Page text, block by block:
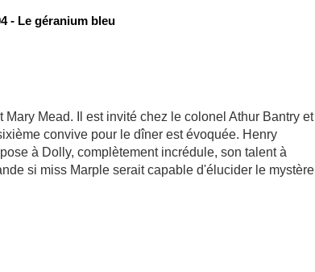
- Le géranium bleu
Mead. Il est invité chez le colonel Athur Bantry et
convive pour le dîner est évoquée. Henry
à Dolly, complètement incrédule, son talent à
si miss Marple serait capable d'élucider le mystère